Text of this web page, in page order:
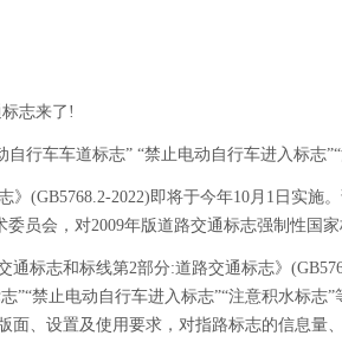
志来了!
行车车道标志” “禁止电动自行车进入标志
》(GB5768.2-2022)即将于今年10月1日实施
员会，对2009年版道路交通标志强制性国
通标志和标线第2部分:道路交通标志》
”“禁止电动自行车进入标志”“注意积水标志
面、设置及使用要求，对指路标志的信息量